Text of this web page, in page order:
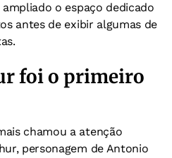
o espaço dedicado
antes de exibir algumas de
foi o primeiro
chamou a atenção
personagem de Antonio